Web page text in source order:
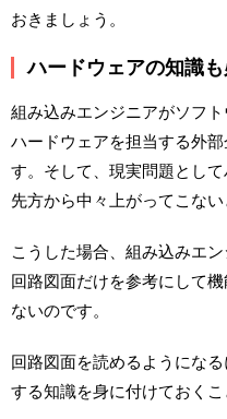
おきましょう。
ハードウェアの知識
組み込みエンジニアがソフ
ハードウェアを担当する外
す。そして、現実問題とし
先方から中々上がってこな
こうした場合、組み込みエ
回路図面だけを参考にして
ないのです。
回路図面を読めるようにな
する知識を身に付けておくこ